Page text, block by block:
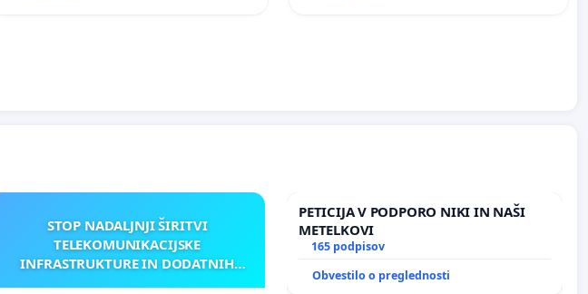
STOP NADALJNJI ŠIRITVI
TELEKOMUNIKACIJSKE
INFRASTRUKTURE IN DODATNIH
PETICIJA V PODPORO NIKI IN NAŠI
METELKOVI
165 podpisov
Obvestilo o preglednosti